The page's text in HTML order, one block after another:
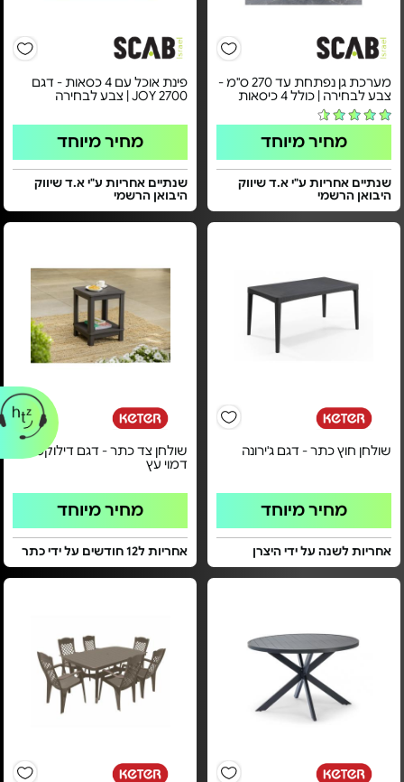
מערכת גן נפתחת עד 270 ס"מ -
צבע לבחירה | כולל 4 כיסאות
מחיר מיוחד
שנתיים אחריות ע"י א.ד שיווק
היבואן הרשמי
פינת אוכל עם 4 כסאות - דגם
JOY 2700 | צבע לבחירה
מחיר מיוחד
שנתיים אחריות ע"י א.ד שיווק
היבואן הרשמי
שולחן חוץ כתר - דגם ג'ירונה
מחיר מיוחד
אחריות לשנה על ידי היצרן
שולחן צד כתר - דגם דילוקס |
דמוי עץ
מחיר מיוחד
אחריות ל12 חודשים על ידי כתר